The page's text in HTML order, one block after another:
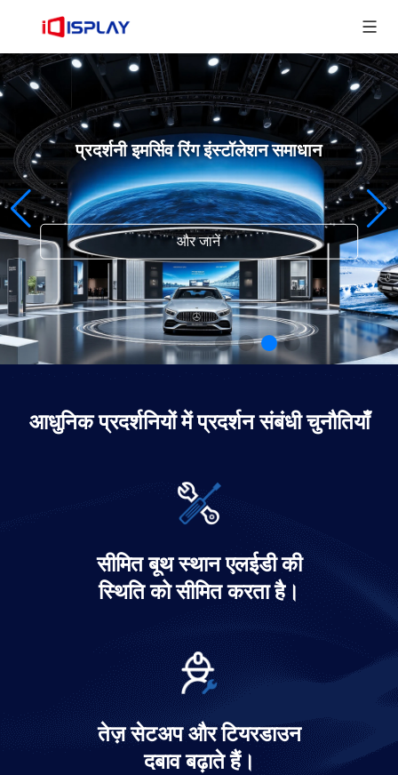
प्रदर्शनी इमर्सिव रिंग इंस्टॉलेशन समाधान
और जानें
प्रदर्शनी इंटरैक्टिव काउंटर डिस्प्ले समाधान
और जानें
आधुनिक प्रदर्शनियों में प्रदर्शन संबंधी चुनौतियाँ
सीमित बूथ स्थान एलईडी की
स्थिति को सीमित करता है।
तेज़ सेटअप और टियरडाउन
दबाव बढ़ाते हैं।